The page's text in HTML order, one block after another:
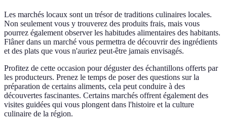
Les marchés locaux sont un trésor de traditions culinaires locales.
Non seulement vous y trouverez des produits frais, mais vous
pourrez également observer les habitudes alimentaires des habitants.
Flâner dans un marché vous permettra de découvrir des ingrédients
et des plats que vous n'auriez peut-être jamais envisagés.
Profitez de cette occasion pour déguster des échantillons offerts par
les producteurs. Prenez le temps de poser des questions sur la
préparation de certains aliments, cela peut conduire à des
découvertes fascinantes. Certains marchés offrent également des
visites guidées qui vous plongent dans l'histoire et la culture
culinaire de la région.